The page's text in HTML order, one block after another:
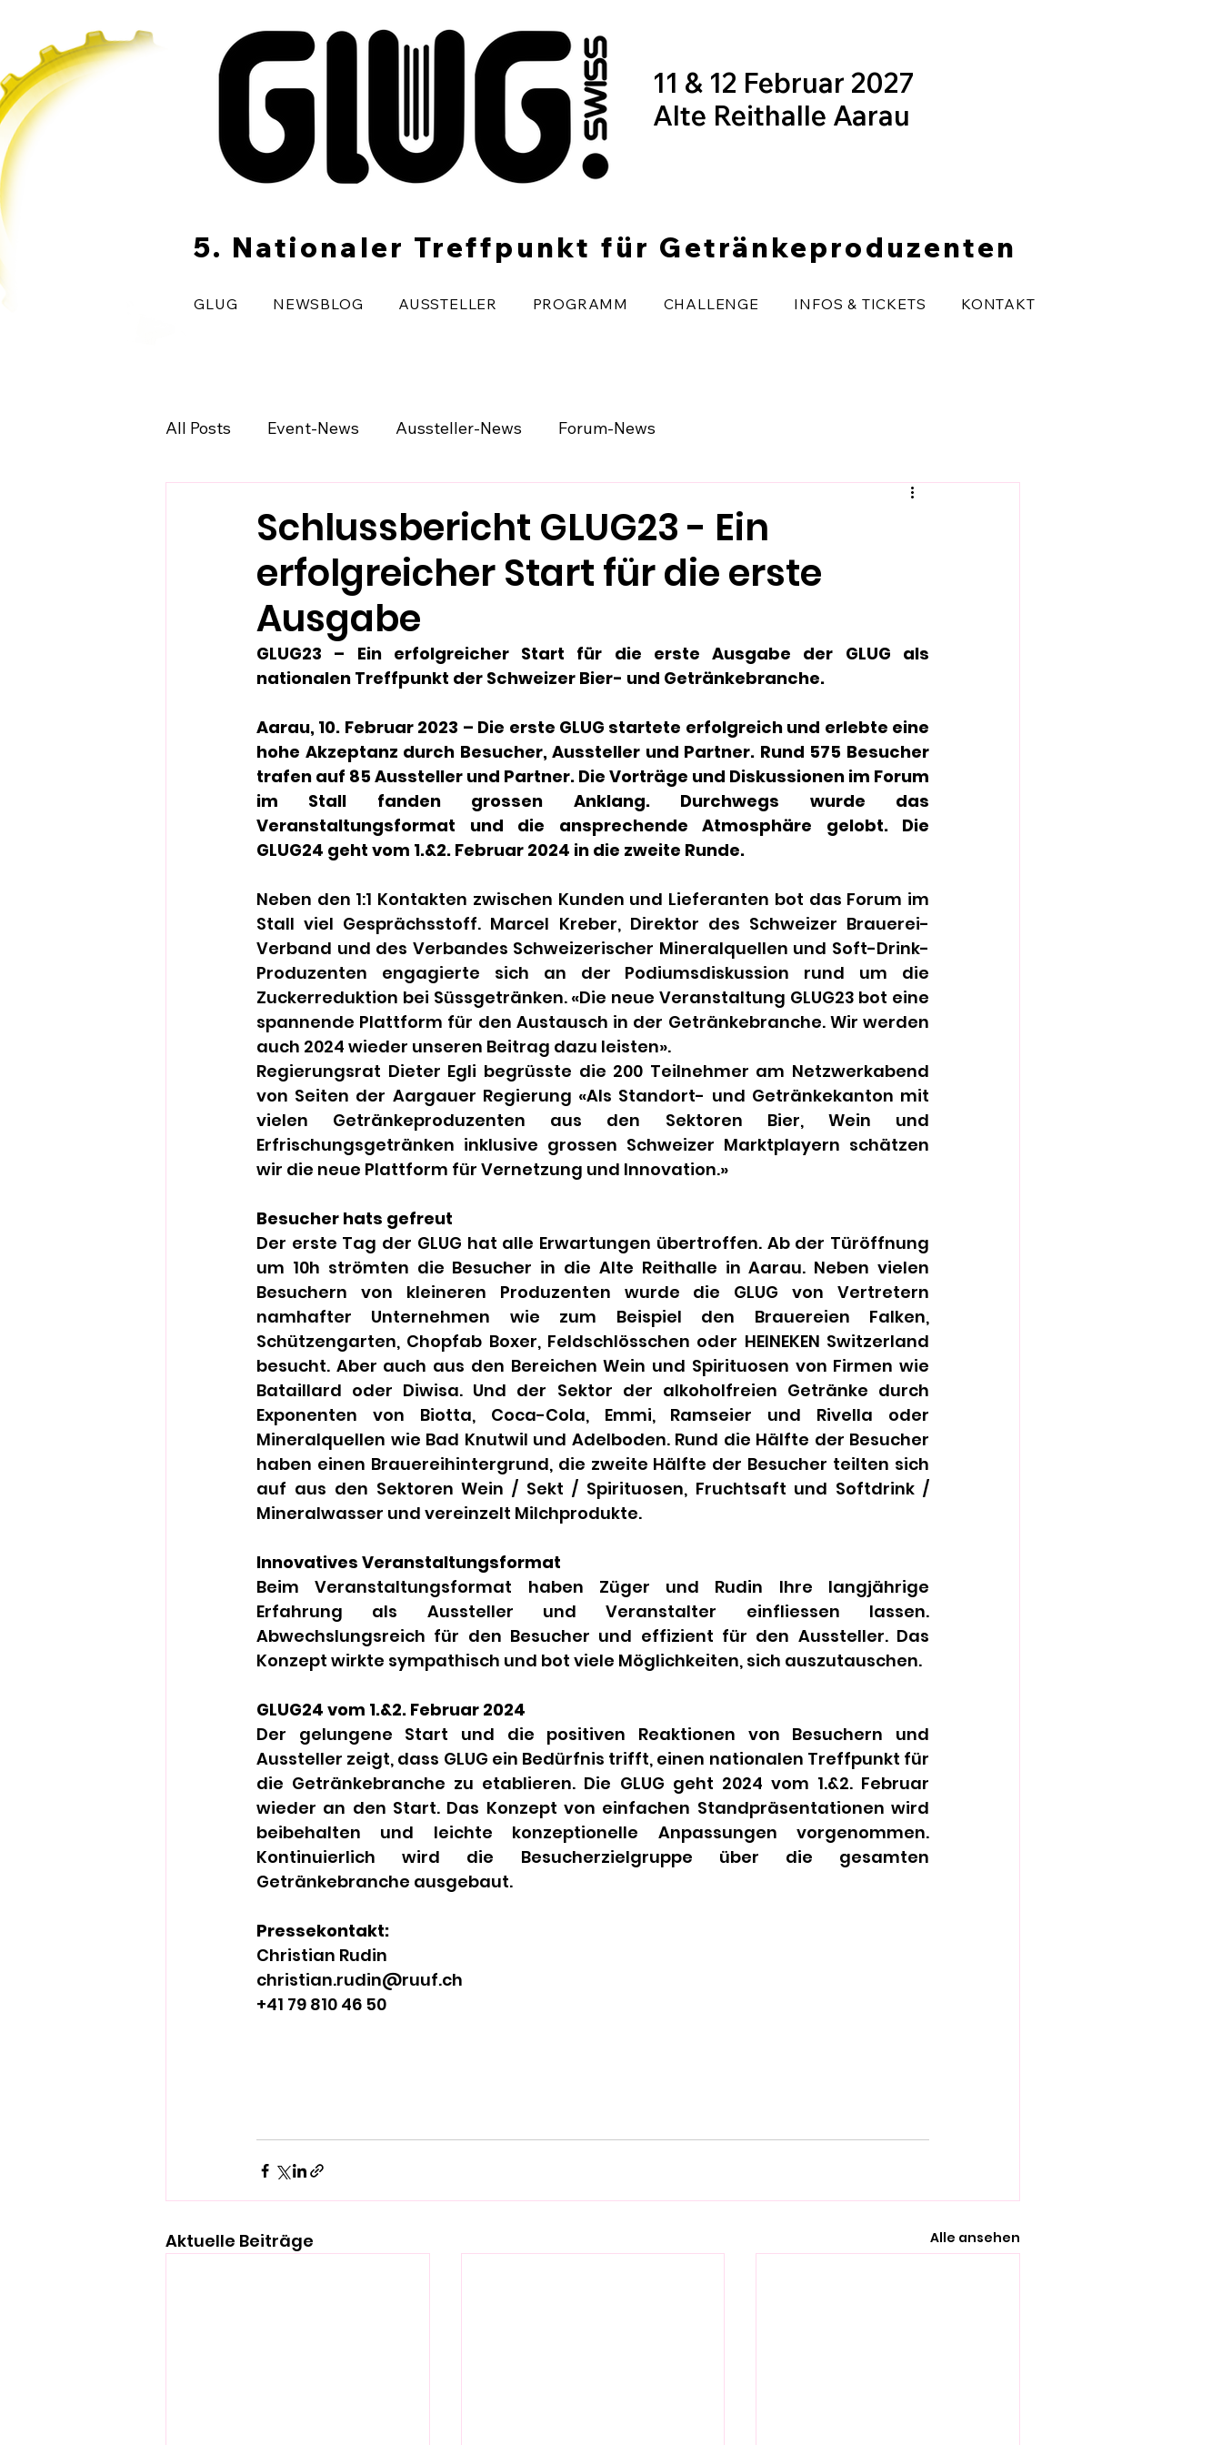
11 & 12 Februar 2027
Alte Reithalle Aarau
5. Nationaler Treffpunkt für Getränkeproduzenten
GLUG NEWSBLOG AUSSTELLER PROGRAMM CHALLENGE INFOS & TICKETS KONTAKT
All Posts Event-News Aussteller-News Forum-News
Schlussbericht GLUG23 - Ein
erfolgreicher Start für die erste
Ausgabe
GLUG23 – Ein erfolgreicher Start für die erste Ausgabe der GLUG als
nationalen Treffpunkt der Schweizer Bier- und Getränkebranche.
Aarau, 10. Februar 2023 – Die erste GLUG startete erfolgreich und erlebte eine
hohe Akzeptanz durch Besucher, Aussteller und Partner. Rund 575 Besucher
trafen auf 85 Aussteller und Partner. Die Vorträge und Diskussionen im Forum
im Stall fanden grossen Anklang. Durchwegs wurde das
Veranstaltungsformat und die ansprechende Atmosphäre gelobt. Die
GLUG24 geht vom 1.&2. Februar 2024 in die zweite Runde.
Neben den 1:1 Kontakten zwischen Kunden und Lieferanten bot das Forum im
Stall viel Gesprächsstoff. Marcel Kreber, Direktor des Schweizer Brauerei-
Verband und des Verbandes Schweizerischer Mineralquellen und Soft-Drink-
Produzenten engagierte sich an der Podiumsdiskussion rund um die
Zuckerreduktion bei Süssgetränken. «Die neue Veranstaltung GLUG23 bot eine
spannende Plattform für den Austausch in der Getränkebranche. Wir werden
auch 2024 wieder unseren Beitrag dazu leisten».
Regierungsrat Dieter Egli begrüsste die 200 Teilnehmer am Netzwerkabend
von Seiten der Aargauer Regierung «Als Standort- und Getränkekanton mit
vielen Getränkeproduzenten aus den Sektoren Bier, Wein und
Erfrischungsgetränken inklusive grossen Schweizer Marktplayern schätzen
wir die neue Plattform für Vernetzung und Innovation.»
Besucher hats gefreut
Der erste Tag der GLUG hat alle Erwartungen übertroffen. Ab der Türöffnung
um 10h strömten die Besucher in die Alte Reithalle in Aarau. Neben vielen
Besuchern von kleineren Produzenten wurde die GLUG von Vertretern
namhafter Unternehmen wie zum Beispiel den Brauereien Falken,
Schützengarten, Chopfab Boxer, Feldschlösschen oder HEINEKEN Switzerland
besucht. Aber auch aus den Bereichen Wein und Spirituosen von Firmen wie
Bataillard oder Diwisa. Und der Sektor der alkoholfreien Getränke durch
Exponenten von Biotta, Coca-Cola, Emmi, Ramseier und Rivella oder
Mineralquellen wie Bad Knutwil und Adelboden. Rund die Hälfte der Besucher
haben einen Brauereihintergrund, die zweite Hälfte der Besucher teilten sich
auf aus den Sektoren Wein / Sekt / Spirituosen, Fruchtsaft und Softdrink /
Mineralwasser und vereinzelt Milchprodukte.
Innovatives Veranstaltungsformat
Beim Veranstaltungsformat haben Züger und Rudin Ihre langjährige
Erfahrung als Aussteller und Veranstalter einfliessen lassen.
Abwechslungsreich für den Besucher und effizient für den Aussteller. Das
Konzept wirkte sympathisch und bot viele Möglichkeiten, sich auszutauschen.
GLUG24 vom 1.&2. Februar 2024
Der gelungene Start und die positiven Reaktionen von Besuchern und
Aussteller zeigt, dass GLUG ein Bedürfnis trifft, einen nationalen Treffpunkt für
die Getränkebranche zu etablieren. Die GLUG geht 2024 vom 1.&2. Februar
wieder an den Start. Das Konzept von einfachen Standpräsentationen wird
beibehalten und leichte konzeptionelle Anpassungen vorgenommen.
Kontinuierlich wird die Besucherzielgruppe über die gesamten
Getränkebranche ausgebaut.
Pressekontakt:
Christian Rudin
christian.rudin@ruuf.ch
+41 79 810 46 50
Aktuelle Beiträge Alle ansehen